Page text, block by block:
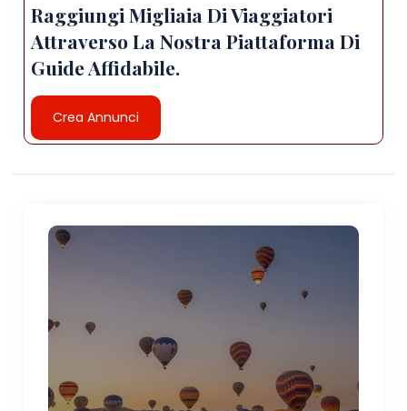
Raggiungi Migliaia Di Viaggiatori
Attraverso La Nostra Piattaforma Di
Guide Affidabile.
Crea Annunci